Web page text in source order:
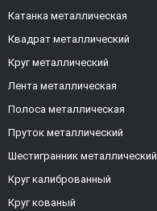
Катанка металлическая
Квадрат металлический
Круг металлический
Лента металлическая
Полоса металлическая
Пруток металлический
Шестигранник металлический
Круг калиброванный
Круг кованый